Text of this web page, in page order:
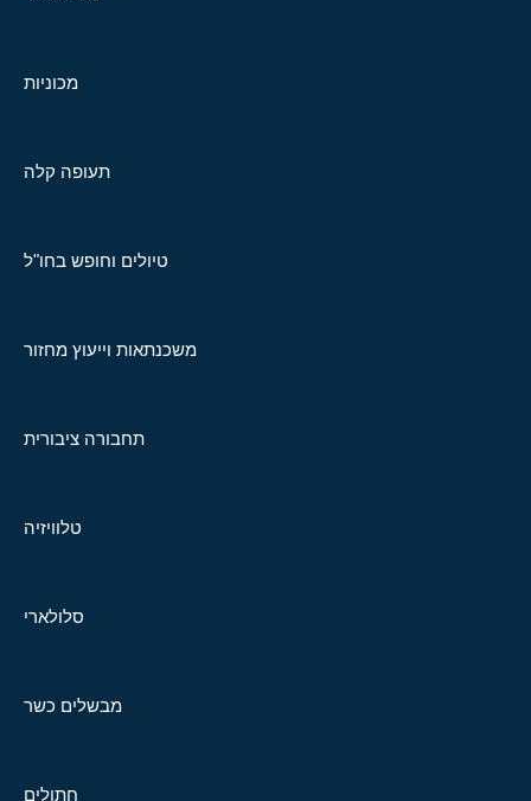
מכוניות
תעופה קלה
טיולים וחופש בחו"ל
משכנתאות וייעוץ מחזור
תחבורה ציבורית
טלוויזיה
סלולארי
מבשלים כשר
חתולים